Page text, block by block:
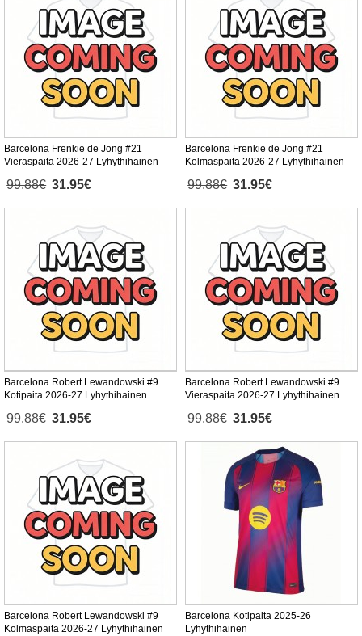
Barcelona Frenkie de Jong #21
Vieraspaita 2026-27 Lyhythihainen
99.88€ 31.95€
Barcelona Frenkie de Jong #21
Kolmaspaita 2026-27 Lyhythihainen
99.88€ 31.95€
Barcelona Robert Lewandowski #9
Kotipaita 2026-27 Lyhythihainen
99.88€ 31.95€
Barcelona Robert Lewandowski #9
Vieraspaita 2026-27 Lyhythihainen
99.88€ 31.95€
Barcelona Robert Lewandowski #9
Kolmaspaita 2026-27 Lyhythihainen
Barcelona Kotipaita 2025-26
Lyhythihainen